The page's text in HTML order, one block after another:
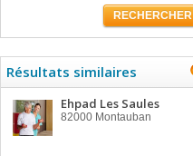
RECHERCHER
Résultats similaires
Ehpad Les Saules
82000 Montauban